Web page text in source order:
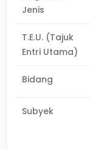
Jenis
T.E.U. (Tajuk
Entri Utama)
Bidang
Subyek